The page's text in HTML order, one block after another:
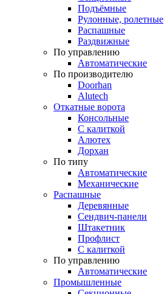
Подъёмные
Рулонные, ролетные
Распашные
Раздвижные
По управлению
Автоматические
По производителю
Doorhan
Alutech
Откатные ворота
Консольные
С калиткой
Алютех
Дорхан
По типу
Автоматические
Механические
Распашные
Деревянные
Сендвич-панели
Штакетник
Профлист
С калиткой
По управлению
Автоматические
Промышленные